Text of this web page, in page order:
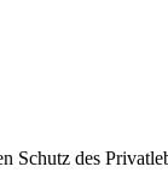
des